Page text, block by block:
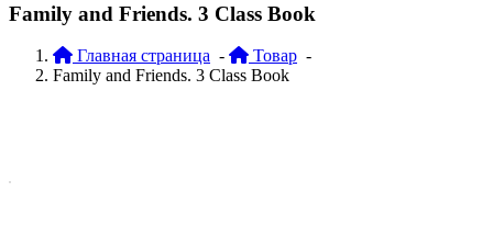
Family and Friends. 3 Class Book
Главная страница - Товар -
Family and Friends. 3 Class Book